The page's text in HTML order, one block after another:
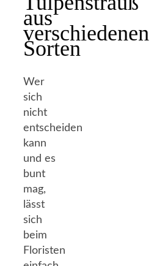
aus
verschiedenen
Sorten
Wer
sich
nicht
entscheiden
kann
und es
bunt
mag,
lässt
sich
beim
Floristen